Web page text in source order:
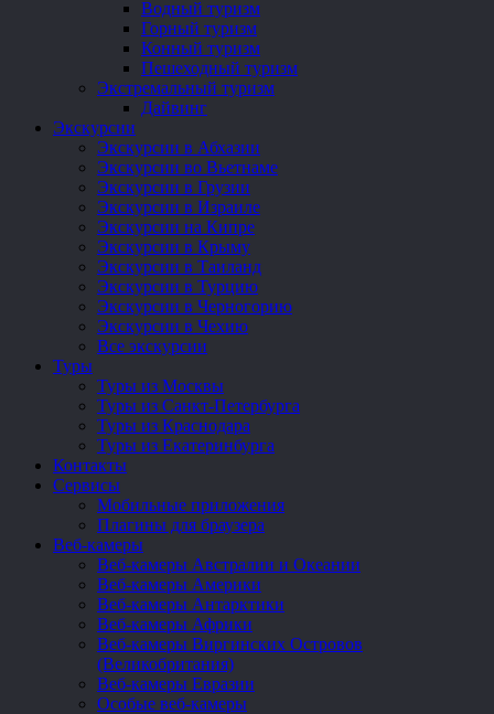
Водный туризм
Горный туризм
Конный туризм
Пешеходный туризм
Экстремальный туризм
Дайвинг
Экскурсии
Экскурсии в Абхазии
Экскурсии во Вьетнаме
Экскурсии в Грузии
Экскурсии в Израиле
Экскурсии на Кипре
Экскурсии в Крыму
Экскурсии в Таиланд
Экскурсии в Турцию
Экскурсии в Черногорию
Экскурсии в Чехию
Все экскурсии
Туры
Туры из Москвы
Туры из Санкт-Петербурга
Туры из Краснодара
Туры из Екатеринбурга
Контакты
Сервисы
Мобильные приложения
Плагины для браузера
Веб-камеры
Веб-камеры Австралии и Океании
Веб-камеры Америки
Веб-камеры Антарктики
Веб-камеры Африки
Веб-камеры Виргинских Островов
(Великобритания)
Веб-камеры Евразии
Особые веб-камеры